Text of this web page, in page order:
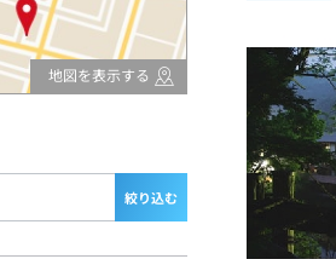
地図を表示する
絞り込む